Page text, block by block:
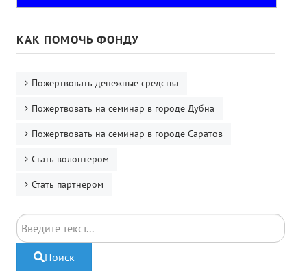
КАК ПОМОЧЬ ФОНДУ
Пожертвовать денежные средства
Пожертвовать на семинар в городе Дубна
Пожертвовать на семинар в городе Саратов
Стать волонтером
Стать партнером
Поиск
Поиск